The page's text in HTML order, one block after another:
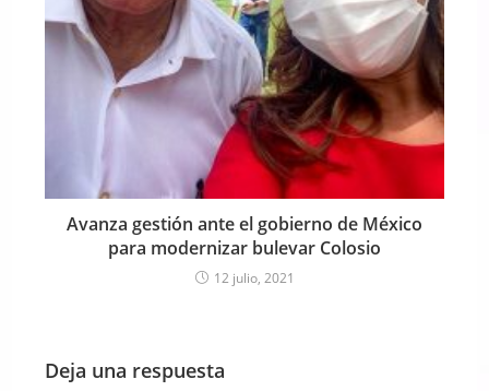
Avanza gestión ante el gobierno de México
para modernizar bulevar Colosio
12 julio, 2021
Deja una respuesta